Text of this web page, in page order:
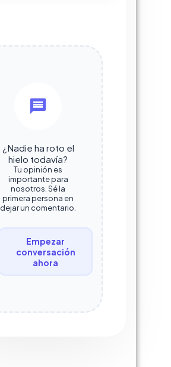
¿Nadie ha roto el
hielo todavía?
Tu opinión es
importante para
nosotros. Sé la
primera persona en
dejar un comentario.
Empezar
conversación
ahora